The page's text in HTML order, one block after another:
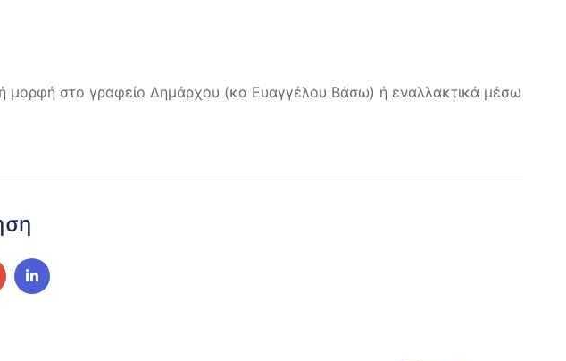
μορφή στο γραφείο Δημάρχου (κα Ευαγγέλου Βάσω) ή εναλλακτικά μέσω